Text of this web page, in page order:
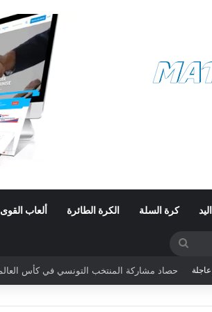
كرة السلة الكرة الطائرة ألعاب القوى
عن